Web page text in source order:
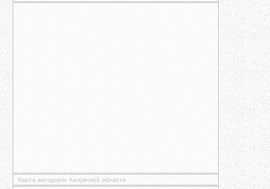
Карта автодорог Калужской области